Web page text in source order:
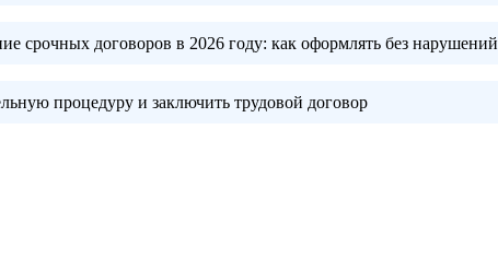
срочных договоров в 2026 году: как оформлять без нарушений
процедуру и заключить трудовой договор